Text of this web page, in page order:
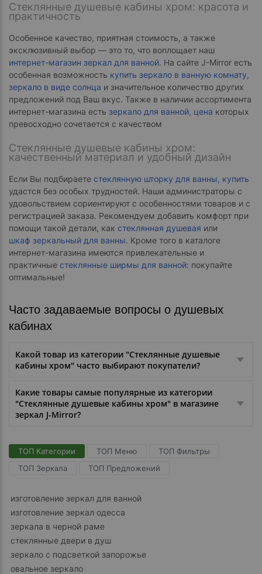
Стеклянные душевые кабины хром: красота и
практичность
Особенное качество, приятная стоимость, а также
эксклюзивный выбор — это то, что воплощает наш
интернет-магазин зеркал для ванной. На сайте J-Mirror есть
особенная возможность купить зеркало в ванную комнату,
зеркало в виде солнца и значительное количество других
предложений под Ваш вкус. Также в наличии ассортимента
интернет-магазина есть зеркало для ванной, цена которых
превосходно сочетается с качеством
Стеклянные душевые кабины хром:
качественный материал и удобный дизайн
Если Вы подбираете стеклянную шторку для ванны, купить
удастся без особых трудностей. Наши администраторы с
удовольствием сориентируют с особенностями товаров и с
регистрацией заказа. Рекомендуем добавить комфорт при
помощи такой детали, как стеклянная душевая или
шкаф зеркальный для ванны. Кроме того в каталоге
интернет-магазина имеются привлекательные и
практичные стеклянные ширмы для ванной: покупайте
оптимальные!
Часто задаваемые вопросы о душевых
кабинах
Какой товар из категории "Стеклянные душевые
кабины хром" часто выбирают покупатели?
Какие товары самые популярные из категории
"Стеклянные душевые кабины хром" в магазине
зеркал J-Mirror?
ТОП Категории ТОП Меню
ТОП Фильтры
ТОП Зеркала
ТОП Предложений
изготовление зеркал для ванной
изготовление зеркал одесса
зеркала в черной раме
стеклянные двери в душ
зеркало с подсветкой запорожье
овальное зеркало